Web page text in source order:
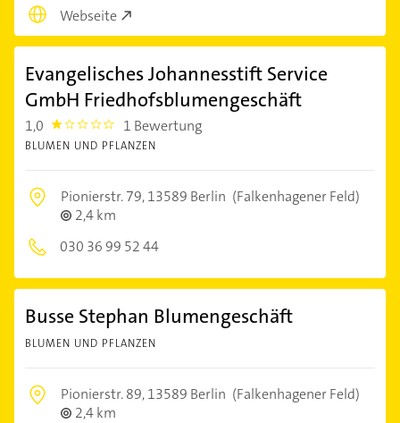
Webseite
Evangelisches Johannesstift Service
GmbH Friedhofsblumengeschäft
1,0 1.0 1 Bewertung
BLUMEN UND PFLANZEN
Pionierstr. 79,13589 Berlin (Falkenhagener Feld)
2,4 km
030 36 99 52 44
Busse Stephan Blumengeschäft
BLUMEN UND PFLANZEN
Pionierstr. 89,13589 Berlin (Falkenhagener Feld)
2,4 km